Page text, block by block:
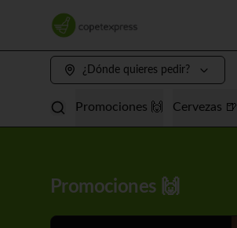
¿Dónde quieres pedir?
Promociones 🙌 Cervezas 🍺
Promociones 🙌